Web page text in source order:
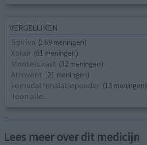
VERGELIJKEN
Spiriva (169 meningen)
Xolair (61 meningen)
Montelukast (32 meningen)
Atrovent (21 meningen)
Lomudal Inhalatiepoeder (13 meningen)
Toon alle...
Lees meer over dit medicijn